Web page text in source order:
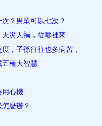
？男眾可以七次？
災人禍，從哪裡來
，子孫往往也多病苦，
五種大智慧
用心機
麼辦？